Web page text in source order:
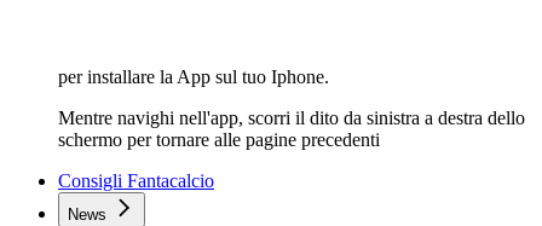
per installare la App sul tuo Iphone.
Mentre navighi nell'app, scorri il dito da sinistra a destra dello
schermo per tornare alle pagine precedenti
Consigli Fantacalcio
News